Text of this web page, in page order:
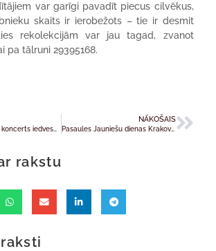
var garīgi pavadīt piecus cilvēkus,
skaits ir ierobežots – tie ir desmit
rekolekcijām var jau tagad, zvanot
pa tālruni 29395168.
NĀKOŠAIS
Pasaules Jauniešu dienas Krakovā ar Jelgavas diecēzi
rakstu